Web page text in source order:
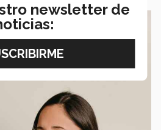
newsletter de